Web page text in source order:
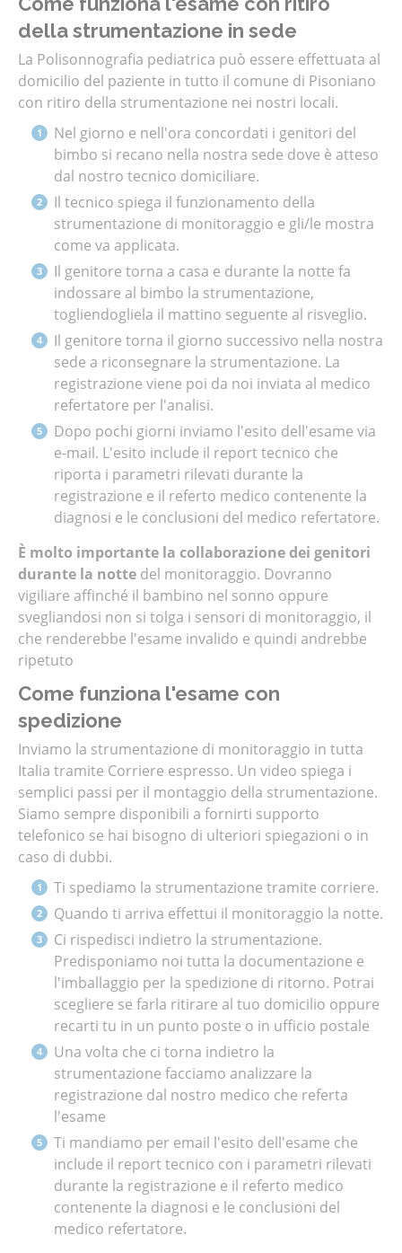
della strumentazione in sede
La Polisonnografia pediatrica può essere effettuata al
domicilio del paziente in tutto il comune di Pisoniano
con ritiro della strumentazione nei nostri locali.
Nel giorno e nell'ora concordati i genitori del
bimbo si recano nella nostra sede dove è atteso
dal nostro tecnico domiciliare.
Il tecnico spiega il funzionamento della
strumentazione di monitoraggio e gli/le mostra
come va applicata.
Il genitore torna a casa e durante la notte fa
indossare al bimbo la strumentazione,
togliendogliela il mattino seguente al risveglio.
Il genitore torna il giorno successivo nella nostra
sede a riconsegnare la strumentazione. La
registrazione viene poi da noi inviata al medico
refertatore per l'analisi.
Dopo pochi giorni inviamo l'esito dell'esame via
e-mail. L'esito include il report tecnico che
riporta i parametri rilevati durante la
registrazione e il referto medico contenente la
diagnosi e le conclusioni del medico refertatore.
È molto importante la collaborazione dei genitori
durante la notte del monitoraggio. Dovranno
vigiliare affinché il bambino nel sonno oppure
svegliandosi non si tolga i sensori di monitoraggio, il
che renderebbe l'esame invalido e quindi andrebbe
ripetuto
Come funziona l'esame con
spedizione
Inviamo la strumentazione di monitoraggio in tutta
Italia tramite Corriere espresso. Un video spiega i
semplici passi per il montaggio della strumentazione.
Siamo sempre disponibili a fornirti supporto
telefonico se hai bisogno di ulteriori spiegazioni o in
caso di dubbi.
Ti spediamo la strumentazione tramite corriere.
Quando ti arriva effettui il monitoraggio la notte.
Ci rispedisci indietro la strumentazione.
Predisponiamo noi tutta la documentazione e
l'imballaggio per la spedizione di ritorno. Potrai
scegliere se farla ritirare al tuo domicilio oppure
recarti tu in un punto poste o in ufficio postale
Una volta che ci torna indietro la
strumentazione facciamo analizzare la
registrazione dal nostro medico che referta
l'esame
Ti mandiamo per email l'esito dell'esame che
include il report tecnico con i parametri rilevati
durante la registrazione e il referto medico
contenente la diagnosi e le conclusioni del
medico refertatore.